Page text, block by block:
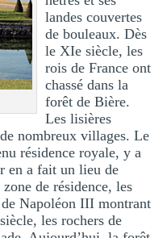
landes couvertes
de bouleaux. Dès
le XIe siècle, les
rois de France ont
chassé dans la
forêt de Bière.
Les lisières
nombreux villages. Le
résidence royale, y a
en a fait un lieu de
de résidence, les
Napoléon III montrant
les rochers de